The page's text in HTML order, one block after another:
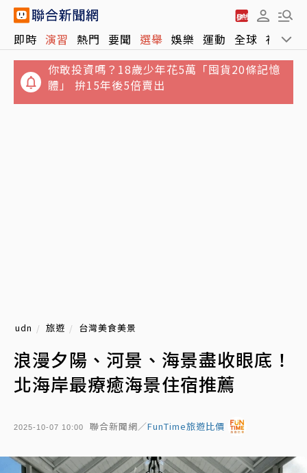
即時 演習 熱門 要聞 選舉 娛樂 運動 全球 社會
體」 拚15年後5倍賣出
包租代管龍頭兆基遭搜索 前董座李建成抵達調
查局北機站偵訊中
udn 旅遊 台灣美食美景
浪漫夕陽、河景、海景盡收眼底！
北海岸最療癒海景住宿推薦
2025-10-07 10:00 聯合新聞網／FunTime旅遊比價